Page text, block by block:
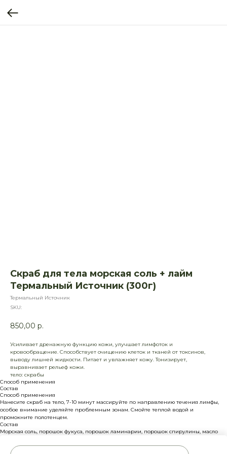
Скраб для тела морская соль + лайм
Термальный Источник (300г)
Термальный Источник
SKU:
850,00 р.
Усиливает дренажную функцию кожи, улучшает лимфоток и
кровообращение. Способствует очищению клеток и тканей от токсинов,
выводу лишней жидкости. Питает и увлажняет кожу. Тонизирует,
выравнивает рельеф кожи.
тело: скрабы
Способ применения
Состав
Способ применения
Нанесите скраб на тело, 7-10 минут массируйте по направлению течения лимфы,
особое внимание уделяйте проблемным зонам. Смойте теплой водой и
промокните полотенцем.
Состав
Морская соль, порошок фукуса, порошок ламинарии, порошок спирулины, масло
черного тмина, эфирное масло лайма, литсеи кубеба, витамин Е.